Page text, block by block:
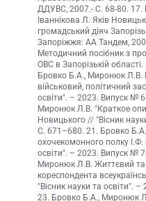
ДДУВС, 2007.- С. 68-80. 17.
Іваннікова Л. Яків
громадський діяч
Запоріжжя: АА Тандем,
Методичний посібник з
ОВС в Запорізькій
Бровко Б.А., Миронюк Л.В.
військовий, політичний
освіти". – 2023. Випуск №
Миронюк Л.В. "Краткое
Новицького // "Вісник
С. 671–680. 21. Бровко
охочекомонного полку
освіти". – 2023. Випуск №
Миронюк Л.В. Життєвий та
кореспондента
"Вісник науки та освіти".
23. Бровко Б.А., Миронюк